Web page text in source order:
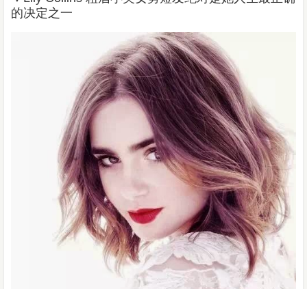
的决定之一